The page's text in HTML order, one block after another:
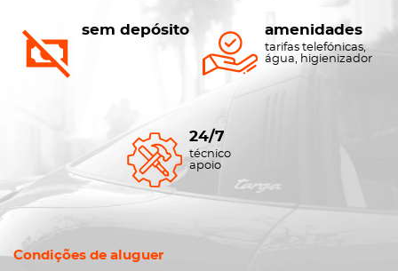
sem depósito amenidades
tarifas telefónicas,
água, higienizador
24/7
técnico
apoio
Condições de aluguer